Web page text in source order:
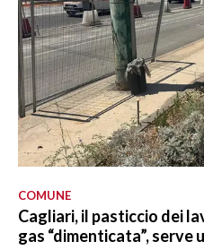
COMUNE
Cagliari, il pasticcio dei
gas “dimenticata”, serve